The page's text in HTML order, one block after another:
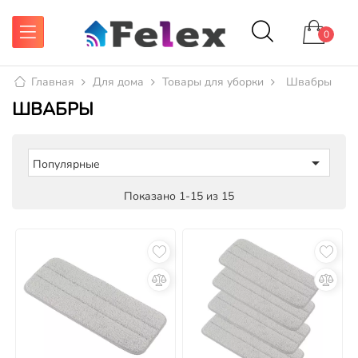
0
Главная Для дома Товары для уборки Швабры
ШВАБРЫ
Популярные 
Показано 1-15 из 15